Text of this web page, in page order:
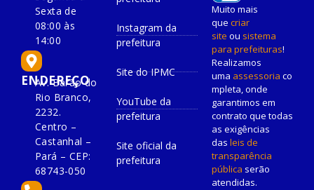
Sexta de
08:00 às
14:00
ENDEREÇO
Av. Barão do
Rio Branco,
2232.
Centro –
Castanhal –
Pará – CEP:
68743-050
Instagram da
prefeitura
Site do IPMC
YouTube da
prefeitura
Site oficial da
prefeitura
Muito mais
que criar
site ou sistema
para prefeituras!
Realizamos
uma assessoria co
mpleta, onde
garantimos em
contrato que todas
as exigências
das leis de
transparência
pública serão
atendidas.